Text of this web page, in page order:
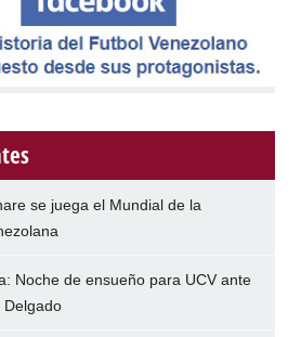
se juega el Mundial de la
Noche de ensueño para UCV ante
Delgado